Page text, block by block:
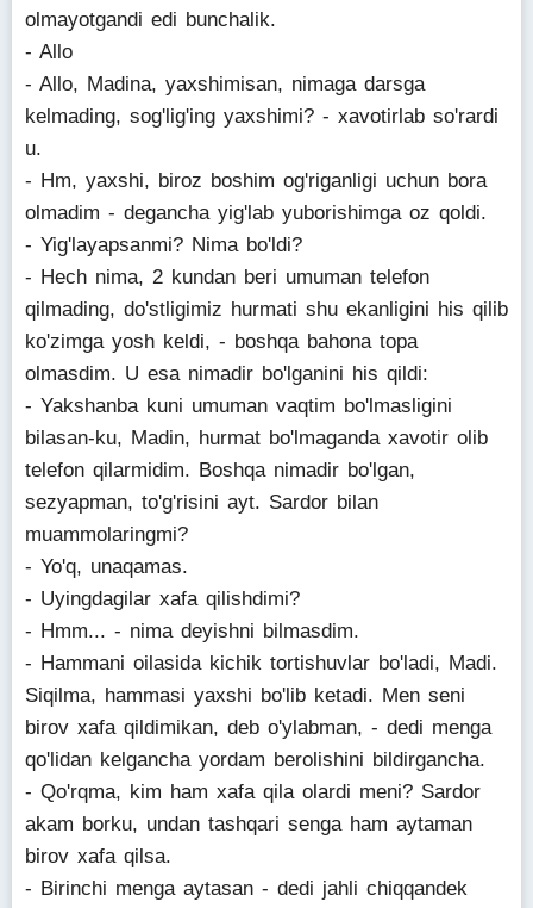
olmayotgandi edi bunchalik.
- Allo
- Allo, Madina, yaxshimisan, nimaga darsga
kelmading, sog'lig'ing yaxshimi? - xavotirlab so'rardi
u.
- Hm, yaxshi, biroz boshim og'riganligi uchun bora
olmadim - degancha yig'lab yuborishimga oz qoldi.
- Yig'layapsanmi? Nima bo'ldi?
- Hech nima, 2 kundan beri umuman telefon
qilmading, do'stligimiz hurmati shu ekanligini his qilib
ko'zimga yosh keldi, - boshqa bahona topa
olmasdim. U esa nimadir bo'lganini his qildi:
- Yakshanba kuni umuman vaqtim bo'lmasligini
bilasan-ku, Madin, hurmat bo'lmaganda xavotir olib
telefon qilarmidim. Boshqa nimadir bo'lgan,
sezyapman, to'g'risini ayt. Sardor bilan
muammolaringmi?
- Yo'q, unaqamas.
- Uyingdagilar xafa qilishdimi?
- Hmm... - nima deyishni bilmasdim.
- Hammani oilasida kichik tortishuvlar bo'ladi, Madi.
Siqilma, hammasi yaxshi bo'lib ketadi. Men seni
birov xafa qildimikan, deb o'ylabman, - dedi menga
qo'lidan kelgancha yordam berolishini bildirgancha.
- Qo'rqma, kim ham xafa qila olardi meni? Sardor
akam borku, undan tashqari senga ham aytaman
birov xafa qilsa.
- Birinchi menga aytasan - dedi jahli chiqqandek